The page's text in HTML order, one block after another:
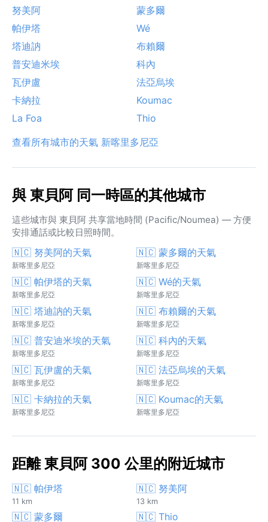
努美阿
蒙多爾
帕伊塔
Wé
塔迪訥
布賴爾
普安迪米埃
科內
瓦伊盧
法亞烏埃
卡納拉
Koumac
La Foa
Thio
查看所有城市的天氣 新喀里多尼亞
與 東貝阿 同一時區的其他城市
這些城市與 東貝阿 共享當地時間 (Pacific/Noumea) — 方便
安排通話或比較日照時間。
🇳🇨 努美阿的天氣
新喀里多尼亞
🇳🇨 蒙多爾的天氣
新喀里多尼亞
🇳🇨 帕伊塔的天氣
新喀里多尼亞
🇳🇨 Wé的天氣
新喀里多尼亞
🇳🇨 塔迪訥的天氣
新喀里多尼亞
🇳🇨 布賴爾的天氣
新喀里多尼亞
🇳🇨 普安迪米埃的天氣
新喀里多尼亞
🇳🇨 科內的天氣
新喀里多尼亞
🇳🇨 瓦伊盧的天氣
新喀里多尼亞
🇳🇨 法亞烏埃的天氣
新喀里多尼亞
🇳🇨 卡納拉的天氣
新喀里多尼亞
🇳🇨 Koumac的天氣
新喀里多尼亞
距離 東貝阿 300 公里的附近城市
🇳🇨 帕伊塔
11 km
🇳🇨 努美阿
13 km
🇳🇨 蒙多爾 🇳🇨 Thio